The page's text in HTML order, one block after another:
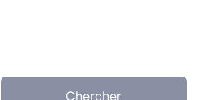
Chercher